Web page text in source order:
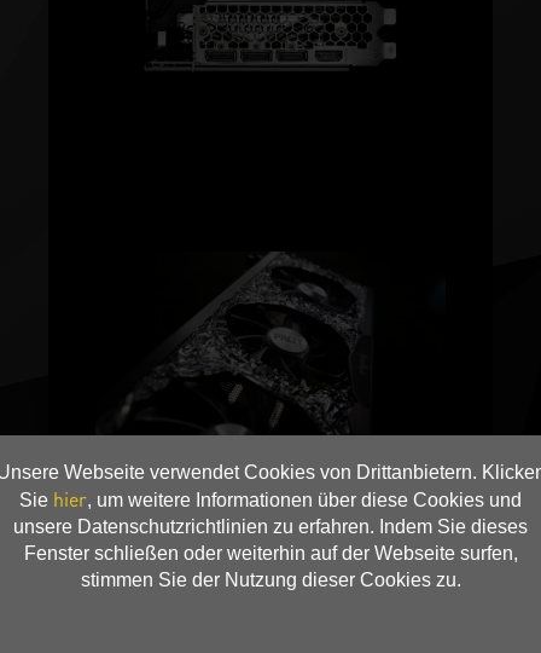
Webseite verwendet Cookies von Drittanbietern.
Sie hier, um weitere Informationen über diese Cookies und
unsere Datenschutzrichtlinien zu erfahren. Indem Sie dieses
Fenster schließen oder weiterhin auf der Webseite surfen,
stimmen Sie der Nutzung dieser Cookies zu.